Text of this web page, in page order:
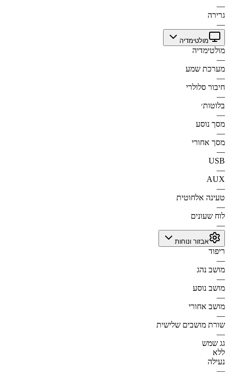
—
גרירה
—
מולטימדיה
מולטימדיה
—
מערכת שמע
—
חיבור סלולרי
—
בלוטות׳
—
מסך נוסע
—
מסך אחורי
—
USB
—
AUX
—
טעינה אלחוטית
—
לוח שעונים
—
אבזור ונוחות
ריפוד
—
מושב נהג
—
מושב נוסע
—
מושב אחורי
—
שורת מושבים שלישית
—
גג שמש
ללא
נעילה